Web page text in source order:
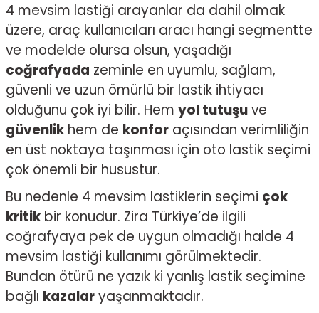
4 mevsim lastiği arayanlar da dahil olmak
üzere, araç kullanıcıları aracı hangi segmentte
ve modelde olursa olsun, yaşadığı
coğrafyada zeminle en uyumlu, sağlam,
güvenli ve uzun ömürlü bir lastik ihtiyacı
olduğunu çok iyi bilir. Hem yol tutuşuve
güvenlik hem de konfor açısından verimliliğin
en üst noktaya taşınması için oto lastik seçimi
çok önemli bir husustur.
Bu nedenle 4 mevsim lastiklerin seçimi çok
kritik bir konudur. Zira Türkiye’de ilgili
coğrafyaya pek de uygun olmadığı halde 4
mevsim lastiği kullanımı görülmektedir.
Bundan ötürü ne yazık ki yanlış lastik seçimine
bağlı kazalaryaşanmaktadır.